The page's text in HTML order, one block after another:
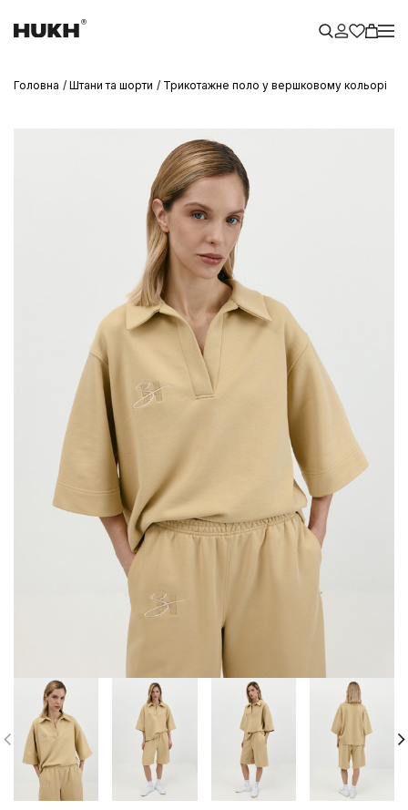
Головна Штани та шорти Трикотажне поло у вершковому кольорі